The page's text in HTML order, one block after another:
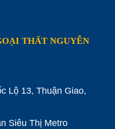
THẤT NGUYỄN
Lộ 13, Thuận Giao,
Siêu Thị Metro